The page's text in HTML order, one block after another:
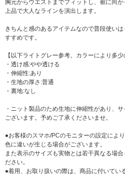
胸元からウエストまでフィットし、裾に向
上品で大人なラインを演出します。
きちんと感のあるアイテムなので普段使い
すすめです。
【以下ライトグレー参考。カラーにより多少
・透け感:やや透ける
・伸縮性:あり
・生地の厚さ:普通
・裏地:なし
・ニット製品のため生地に伸縮性があり、
ございます。予めご了承くださいませ。
●お客様のスマホ/PCのモニターの設定によ
色に違いが生じる場合がございます。
また表示のサイズも実物とは若干異なる場
ださい。
●着用、お取り扱いの際は、商品に付いてい